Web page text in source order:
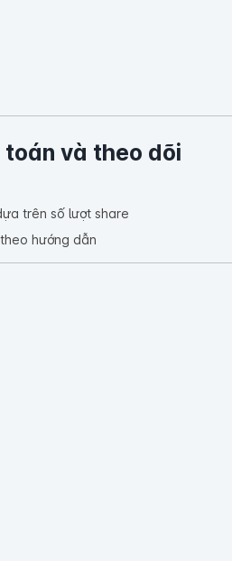
và theo dõi
trên số lượt share
hướng dẫn